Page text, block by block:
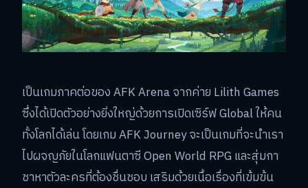
เป็นเกมภาคต่อของ AFK Arena จากค่าย Lilith Games
ซึ่งได้เปิดตัวอย่างยิ่งใหญ่ด้วยการเปิดเซิร์ฟ Global ให้คน
ทั้งโลกได้เล่น โดยเกม AFK Journey จะเป็นเกมที่จะนำเรา
ไปผจญภัยในโลกแฟนตาซี Open World RPG และสุ่มกา
ชาหาตัวละครที่ต้องชื่นชอบ เสริมด้วยเนื้อเรื่องที่เข้มข้น